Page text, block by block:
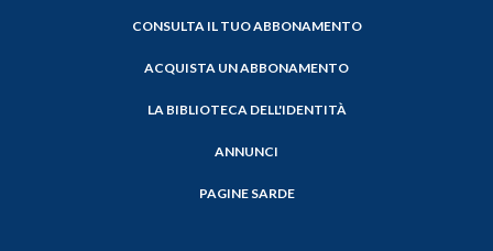
CONSULTA IL TUO ABBONAMENTO
ACQUISTA UN ABBONAMENTO
LA BIBLIOTECA DELL'IDENTITÀ
ANNUNCI
PAGINE SARDE